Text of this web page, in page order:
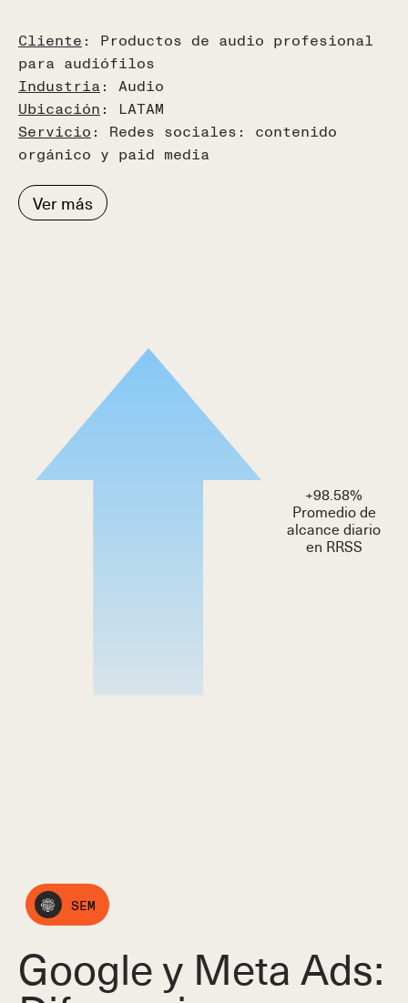
Cliente : Productos de audio profesional
para audiófilos
Industria: Audio
Ubicación : LATAM
Servicio : Redes sociales: contenido
orgánico y paid media
Ver más
+98.58%
Promedio de
alcance diario
en RRSS
SEM
Google y Meta Ads: